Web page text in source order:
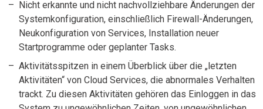
Nicht erkannte und nicht nachvollziehbare Änderungen der
Systemkonfiguration, einschließlich Firewall-Änderungen,
Neukonfiguration von Services, Installation neuer
Startprogramme oder geplanter Tasks.
Aktivitätsspitzen in einem Überblick über die „letzten
Aktivitäten“ von Cloud Services, die abnormales Verhalten
trackt. Zu diesen Aktivitäten gehören das Einloggen in das